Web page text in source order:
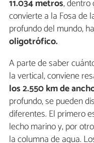
11.034 metros, dentro
convierte a la Fosa de
profundo del mundo,
oligotrófico.
A parte de saber
la vertical, conviene
los 2.550 km de
profundo, se pueden
diferentes. El primero
lecho marino y, por
la columna de agua.